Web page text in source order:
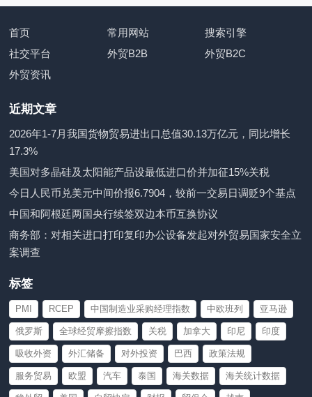
首页 常用网站
搜索引擎
社交平台
外贸B2B
外贸B2C
外贸资讯
近期文章
2026年1-7月我国货物贸易进出口总值30.13万亿元，同比增长
17.3%
美国对多晶硅及太阳能产品设最低进口价并加征15%关税
今日人民币兑美元中间价报6.7904，较前一交易日调贬9个基点
中国和阿根廷两国央行续签双边本币互换协议
商务部：对相关进口打印复印办公设备发起对外贸易国家安全立
案调查
标签
PMI RCEP 中国制造业采购经理指数 中欧班列 亚马逊
俄罗斯 全球经贸摩擦指数 关税 加拿大 印尼 印度
吸收外资 外汇储备 对外投资 巴西 政策法规
服务贸易 欧盟 汽车 泰国 海关数据 海关统计数据